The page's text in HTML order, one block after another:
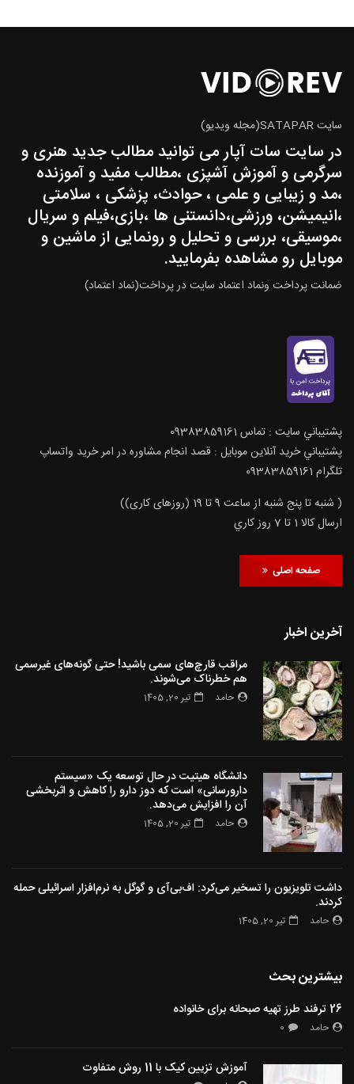
سایت SATAPAR(مجله ویدیو)
در سایت سات آپار می توانید مطالب جدید هنری و
سرگرمی و آموزش آشپزی ،مطالب مفید و آموزنده
،مد و زیبایی و علمی ، حوادث، پزشکی ، سلامتی
،انیمیشن، ورزشی،دانستنی ها ،بازی،فیلم و سریال
،موسیقی، بررسی و تحلیل و رونمایی از ماشین و
موبایل رو مشاهده بفرمایید.
ضمانت پرداخت ونماد اعتماد سایت در پرداخت(نماد اعتماد)
پشتيباني سايت : تماس 09383859161
پشتيباني خريد آنلاين موبايل : قصد انجام مشاوره در امر خرید واتساپ
تلگرام 09383859161
( شنبه تا پنج شنبه از ساعت 9 تا 19 (روزهای کاری))
ارسال كالا 1 تا 7 روز كاري
صفحه اصلی
آخرین اخبار
مراقب قارچ‌های سمی باشید! حتی گونه‌های غیرسمی
هم خطرناک می‌شوند.
حامد تیر 20, 1405
دانشگاه هیتیت در حال توسعه یک «سیستم
دارورسانی» است که دوز دارو را کاهش و اثربخشی
آن را افزایش می‌دهد.
حامد تیر 20, 1405
داشت تلویزیون را تسخیر می‌کرد: اف‌بی‌آی و گوگل به نرم‌افزار اسرائیلی حمله
کردند.
حامد تیر 20, 1405
بیشترین بحث
26 ترفند طرز تهیه صبحانه برای خانواده
حامد 0
آموزش تزیین کیک با 11 روش متفاوت